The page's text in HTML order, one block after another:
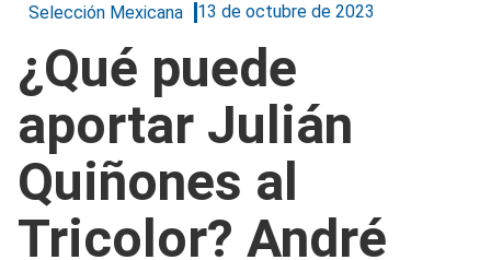
Selección Mexicana 13 de octubre de 2023
¿Qué puede
aportar Julián
Quiñones al
Tricolor? André